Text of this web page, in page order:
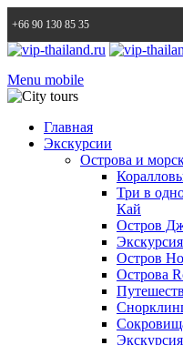
+66 90 130 85 35
Menu mobile
Главная
Экскурсии
Острова и
Три в
Кай
Остров
Остров
Острова